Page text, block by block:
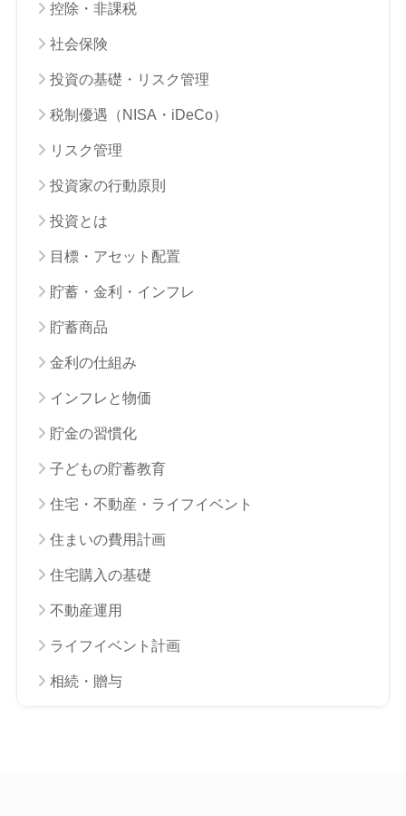
控除・非課税
社会保険
投資の基礎・リスク管理
税制優遇（NISA・iDeCo）
リスク管理
投資家の行動原則
投資とは
目標・アセット配置
貯蓄・金利・インフレ
貯蓄商品
金利の仕組み
インフレと物価
貯金の習慣化
子どもの貯蓄教育
住宅・不動産・ライフイベント
住まいの費用計画
住宅購入の基礎
不動産運用
ライフイベント計画
相続・贈与